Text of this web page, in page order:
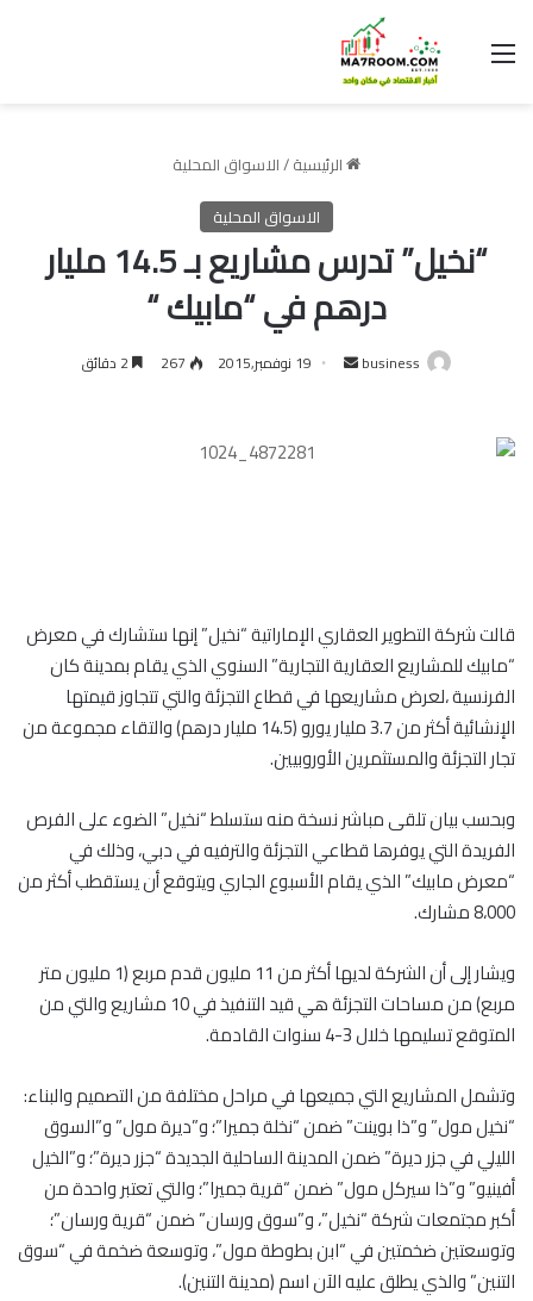
القائمة
الرئيسية/الاسواق المحلية
الاسواق المحلية
“نخيل” تدرس مشاريع بـ 14.5 مليار
درهم في “مابيك “
business
أرسل 19 نوفمبر,2015 267
قالت شركة التطوير العقاري الإماراتية “نخيل” إنها ستشارك في معرض
“مابيك للمشاريع العقارية التجارية” السنوي الذي يقام بمدينة كان
الفرنسية ،لعرض مشاريعها في قطاع التجزئة والتي تتجاوز قيمتها
الإنشائية أكثر من 3.7 مليار يورو (14.5 مليار درهم) والتقاء مجموعة من
تجار التجزئة والمستثمرين الأوروبيين.
وبحسب بيان تلقى مباشر نسخة منه ستسلط “نخيل” الضوء على الفرص
الفريدة التي يوفرها قطاعي التجزئة والترفيه في دبي، وذلك في
“معرض مابيك” الذي يقام الأسبوع الجاري ويتوقع أن يستقطب أكثر من
8،000 مشارك.
ويشار إلى أن الشركة لديها أكثر من 11 مليون قدم مربع (1 مليون متر
مربع) من مساحات التجزئة هي قيد التنفيذ في 10 مشاريع والتي من
المتوقع تسليمها خلال 3-4 سنوات القادمة.
وتشمل المشاريع التي جميعها في مراحل مختلفة من التصميم والبناء:
“نخيل مول” و”ذا بوينت” ضمن “نخلة جميرا”؛ و”ديرة مول” و”السوق
الليلي في جزر ديرة” ضمن المدينة الساحلية الجديدة “جزر ديرة”؛ و”الخيل
أفينيو” و”ذا سيركل مول” ضمن “قرية جميرا”؛ والتي تعتبر واحدة من
أكبر مجتمعات شركة “نخيل”، و”سوق ورسان” ضمن “قرية ورسان”؛
وتوسعتين ضخمتين في “ابن بطوطة مول”، وتوسعة ضخمة في “سوق
التنين” والذي يطلق عليه الآن اسم (مدينة التنين).